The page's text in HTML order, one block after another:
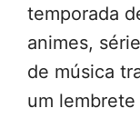
temporada
animes,
de música
um